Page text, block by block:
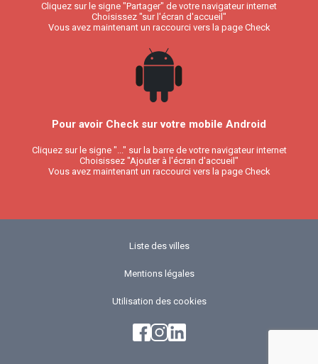
Cliquez sur le signe "Partager" de votre navigateur internet
Choisissez "sur l'écran d'accueil"
Vous avez maintenant un raccourci vers la page Check
Pour avoir Check sur votre mobile Android
Cliquez sur le signe "..." sur la barre de votre navigateur internet
Choisissez "Ajouter à l'écran d'accueil"
Vous avez maintenant un raccourci vers la page Check
Liste des villes
Mentions légales
Utilisation des cookies